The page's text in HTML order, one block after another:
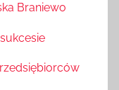
Braniewo